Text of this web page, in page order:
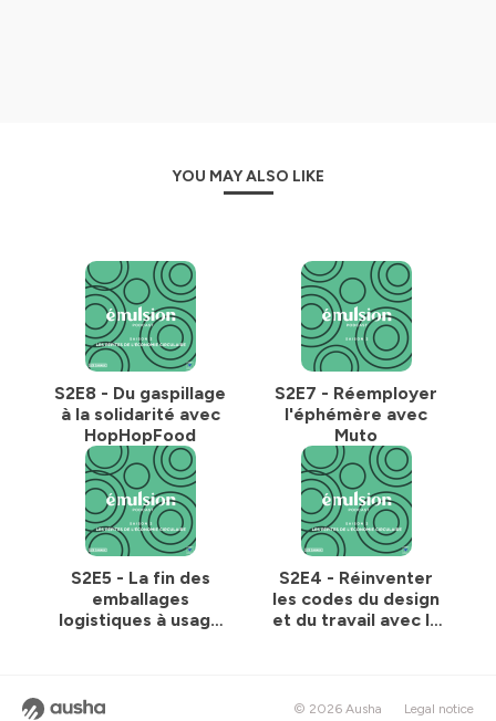
YOU MAY ALSO LIKE
S2E8 - Du gaspillage
à la solidarité avec
HopHopFood
S2E7 - Réemployer
l'éphémère avec
Muto
S2E5 - La fin des
emballages
logistiques à usage
S2E4 - Réinventer
les codes du design
et du travail avec la
© 2026 Ausha Legal notice